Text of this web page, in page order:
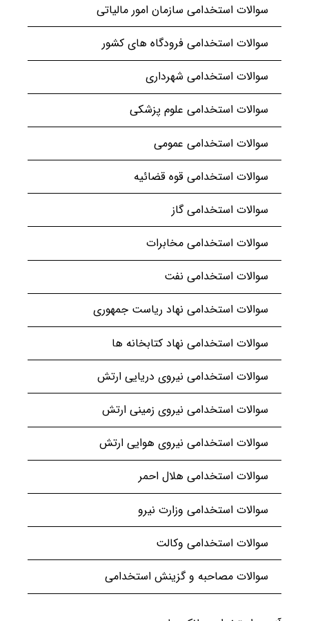
سوالات استخدامی سازمان امور مالیاتی
سوالات استخدامی فرودگاه های کشور
سوالات استخدامی شهرداری
سوالات استخدامی علوم پزشکی
سوالات استخدامی عمومی
سوالات استخدامی قوه قضائیه
سوالات استخدامی گاز
سوالات استخدامی مخابرات
سوالات استخدامی نفت
سوالات استخدامی نهاد ریاست جمهوری
سوالات استخدامی نهاد کتابخانه ها
سوالات استخدامی نیروی دریایی ارتش
سوالات استخدامی نیروی زمینی ارتش
سوالات استخدامی نیروی هوایی ارتش
سوالات استخدامی هلال احمر
سوالات استخدامی وزارت نیرو
سوالات استخدامی وکالت
سوالات مصاحبه و گزینش استخدامی